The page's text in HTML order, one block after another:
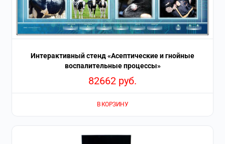
Интерактивный стенд «Асептические и гнойные
воспалительные процессы»
82662 руб.
В КОРЗИНУ